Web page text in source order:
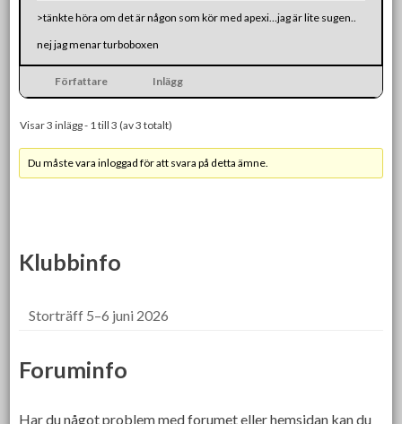
>tänkte höra om det är någon som kör med apexi…jag är lite sugen..
nej jag menar turboboxen
Författare Inlägg
Visar 3 inlägg - 1 till 3 (av 3 totalt)
Du måste vara inloggad för att svara på detta ämne.
Klubbinfo
Storträff 5–6 juni 2026
Foruminfo
Har du något problem med forumet eller hemsidan kan du